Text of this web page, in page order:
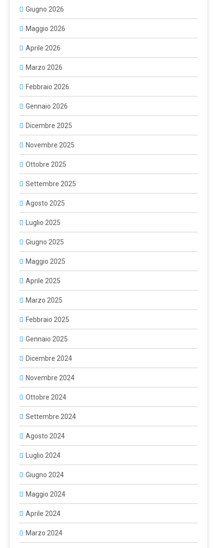
Giugno 2026
Maggio 2026
Aprile 2026
Marzo 2026
Febbraio 2026
Gennaio 2026
Dicembre 2025
Novembre 2025
Ottobre 2025
Settembre 2025
Agosto 2025
Luglio 2025
Giugno 2025
Maggio 2025
Aprile 2025
Marzo 2025
Febbraio 2025
Gennaio 2025
Dicembre 2024
Novembre 2024
Ottobre 2024
Settembre 2024
Agosto 2024
Luglio 2024
Giugno 2024
Maggio 2024
Aprile 2024
Marzo 2024